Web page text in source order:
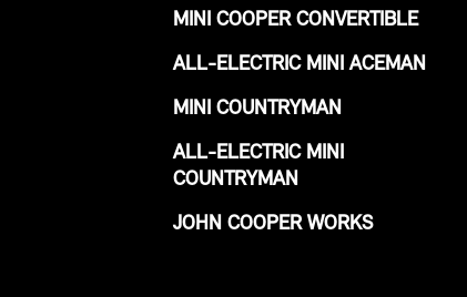
MINI COOPER CONVERTIBLE
ALL-ELECTRIC MINI ACEMAN
MINI COUNTRYMAN
ALL-ELECTRIC MINI
COUNTRYMAN
JOHN COOPER WORKS